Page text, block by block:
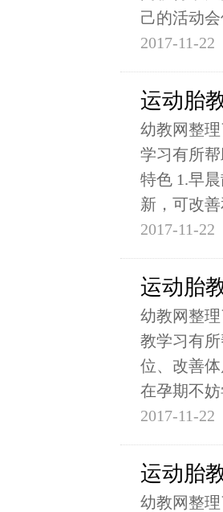
己的活动
2017-11-22
运动胎
幼教网整
学习有所
特色 1.早
新，可改
2017-11-22
运动胎
幼教网整
教学习有
位、改善
在孕期不
2017-11-22
运动胎
幼教网整